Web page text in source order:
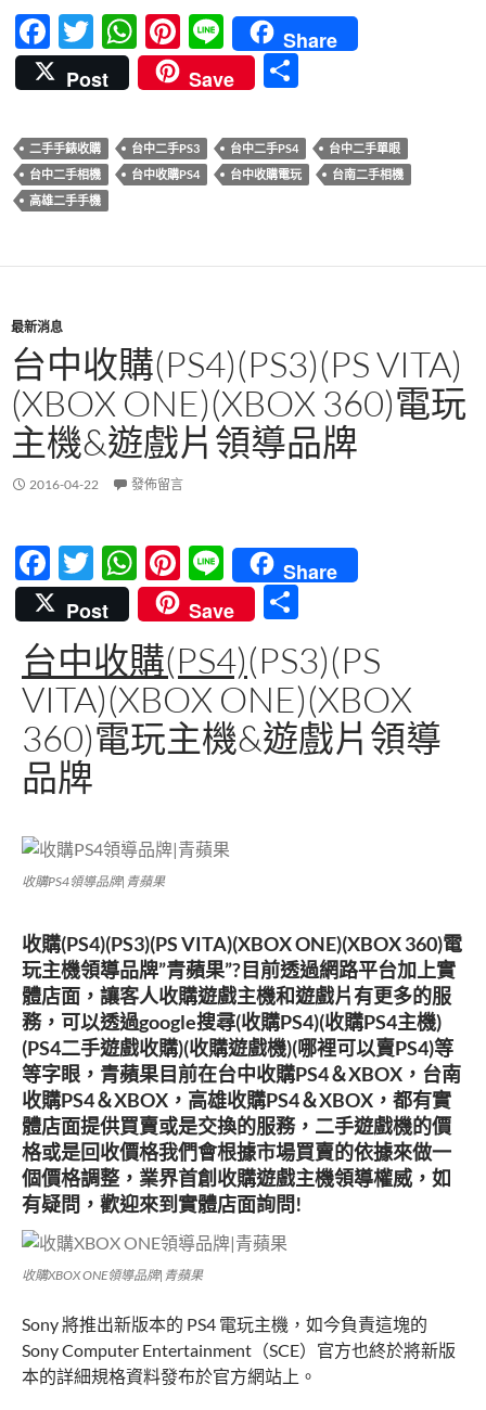
F
ac
e
b
o
o
T
w
itt
er
W
h
at
s
A
Pi
nt
er
es
t
Li
n
e
Share
Post
Save
二手手錶收購 台中二手PS3 台中二手PS4
台中二手單眼
台中二手相機
台中收購PS4 台中收購電玩
台南二手相機
高雄二手手機
最新消息
台中收購(PS4)(PS3)(PS VITA)
(XBOX ONE)(XBOX 360)電玩
主機&遊戲片領導品牌
2016-04-22 發佈留言
F
ac
e
b
o
o
k
T
w
itt
er
W
h
at
s
A
p
Pi
nt
er
es
t
Li
n
e
Share
Post
Save
享
台中收購(PS4)(PS3)(PS
VITA)(XBOX ONE)(XBOX
360)電玩主機&遊戲片領導
品牌
收購PS4領導品牌|青蘋果
收購(PS4)(PS3)(PS VITA)(XBOX ONE)(XBOX 360)電
玩主機領導品牌”青蘋果”?目前透過網路平台加上實
體店面，讓客人收購遊戲主機和遊戲片有更多的服
務，可以透過google搜尋(收購PS4)(收購PS4主機)
(PS4二手遊戲收購)(收購遊戲機)(哪裡可以賣PS4)等
等字眼，青蘋果目前在台中收購PS4＆XBOX，台南
收購PS4＆XBOX，高雄收購PS4＆XBOX，都有實
體店面提供買賣或是交換的服務，二手遊戲機的價
格或是回收價格我們會根據市場買賣的依據來做一
個價格調整，業界首創收購遊戲主機領導權威，如
有疑問，歡迎來到實體店面詢問!
收購XBOX ONE領導品牌|青蘋果
Sony 將推出新版本的 PS4 電玩主機，如今負責這塊的
Sony Computer Entertainment（SCE）官方也終於將新版
本的詳細規格資料發布於官方網站上。